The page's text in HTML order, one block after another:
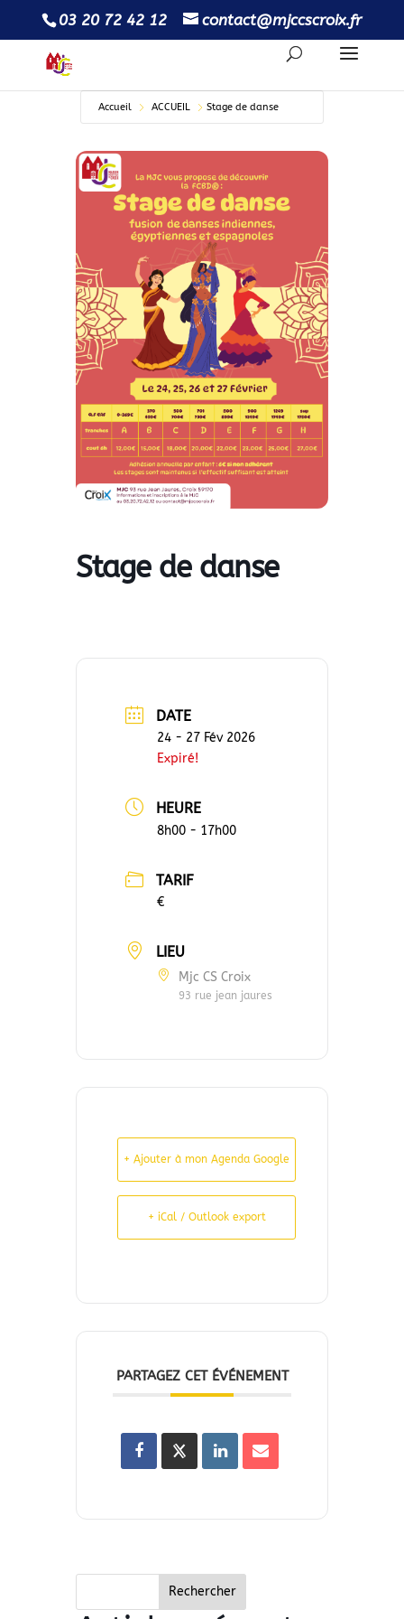
03 20 72 42 12 contact@mjccscroix.fr
Accueil ACCUEIL Stage de danse
Stage de danse
DATE
24 - 27 Fév 2026
Expiré!
HEURE
8h00 - 17h00
TARIF
€
LIEU
Mjc CS Croix
93 rue jean jaures
+ Ajouter à mon Agenda Google
+ iCal / Outlook export
PARTAGEZ CET ÉVÉNEMENT
Rechercher